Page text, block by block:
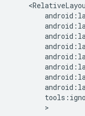
<
android :
android :
android :
android :
android :
android :
android :
android :
tools :
>